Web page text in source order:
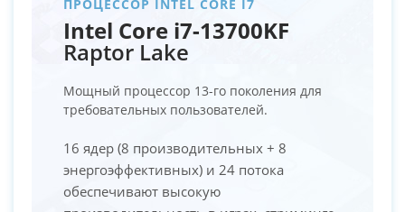
ПРОЦЕССОР INTEL CORE I7
Intel Core i7-13700KF
Raptor Lake
Мощный процессор 13-го поколения для
требовательных пользователей.
16 ядер (8 производительных + 8
энергоэффективных) и 24 потока
обеспечивают высокую